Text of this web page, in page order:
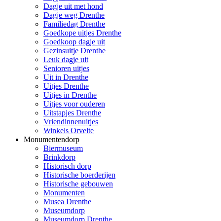
Dagje uit met hond
Dagje weg Drenthe
Familiedag Drenthe
Goedkope uitjes Drenthe
Goedkoop dagje uit
Gezinsuitje Drenthe
Leuk dagje uit
Senioren uitjes
Uit in Drenthe
Uitjes Drenthe
Uitjes in Drenthe
Uitjes voor ouderen
Uitstapjes Drenthe
Vriendinnenuitjes
Winkels Orvelte
Monumentendorp
Biermuseum
Brinkdorp
Historisch dorp
Historische boerderijen
Historische gebouwen
Monumenten
Musea Drenthe
Museumdorp
Museumdorp Drenthe